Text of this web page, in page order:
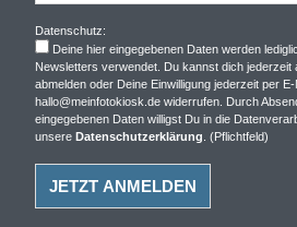
Datenschutz:
Deine hier eingegebenen Daten werden
Newsletters verwendet. Du kannst dich jederzeit
abmelden oder Deine Einwilligung jederzeit per E-
hallo@meinfotokiosk.de widerrufen. Durch
eingegebenen Daten willigst Du in die
unsere Datenschutzerklärung . (Pflichtfeld)